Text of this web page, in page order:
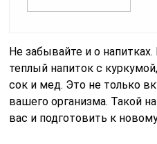
Не забывайте и о
теплый напиток с
сок и мед. Это не только
вашего организма. Такой
вас и подготовить к